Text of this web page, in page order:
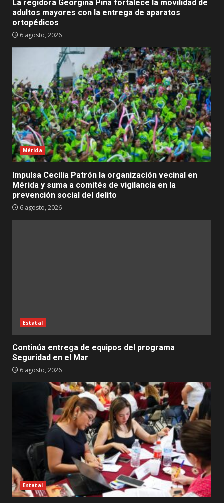
La regidora Georgina Piña fortalece la movilidad de
adultos mayores con la entrega de aparatos
ortopédicos
6 agosto, 2026
Mérida
Impulsa Cecilia Patrón la organización vecinal en
Mérida y suma a comités de vigilancia en la
prevención social del delito
6 agosto, 2026
Estatal
Continúa entrega de equipos del programa
Seguridad en el Mar
6 agosto, 2026
Estatal